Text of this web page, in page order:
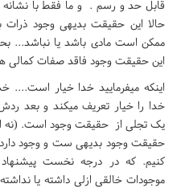
قابل حد و رسم . و ما فقط با نشانه
حالا این حقیقت بدیهی وجود
ممکن است مادی باشد یا نباشد...
این حقیقت وجود فاقد صفات
اینکه میفرمایید خدا خیار
خدا را خیار تعریف میکند و بعد
یک تجلی از حقیقت وجود است. (نه
حقیقت وجود بدیهی ست و وجود
کنیم. که در درجه نخست
موجودات خالقی ازلی داشته یا